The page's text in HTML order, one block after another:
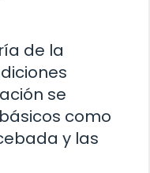
de la
se
como
y las